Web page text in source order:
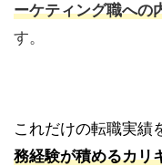
ーケティング職への
す。
これだけの転職実績
務経験が積めるカリ